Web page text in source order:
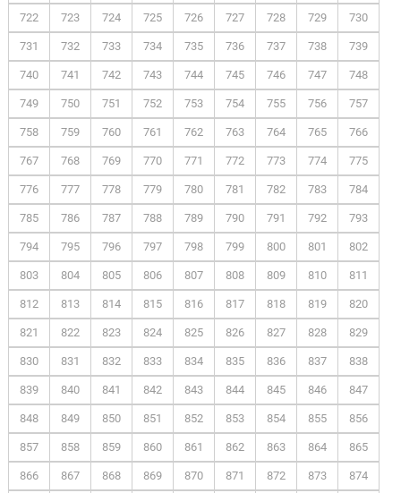
722 723 724 725 726 727 728 729 730
731 732 733 734 735 736 737 738 739
740 741 742 743 744 745 746 747 748
749 750 751 752 753 754 755 756 757
758 759 760 761 762 763 764 765 766
767 768 769 770 771 772 773 774 775
776 777 778 779 780 781 782 783 784
785 786 787 788 789 790 791 792 793
794 795 796 797 798 799 800 801 802
803 804 805 806 807 808 809 810 811
812 813 814 815 816 817 818 819 820
821 822 823 824 825 826 827 828 829
830 831 832 833 834 835 836 837 838
839 840 841 842 843 844 845 846 847
848 849 850 851 852 853 854 855 856
857 858 859 860 861 862 863 864 865
866 867 868 869 870 871 872 873 874